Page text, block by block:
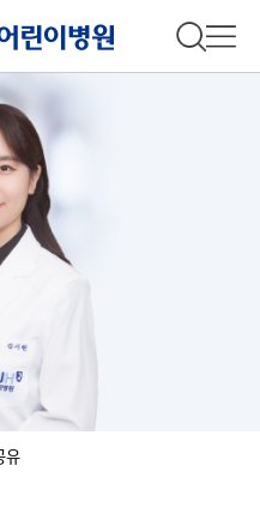
서울대학교어린이병원
전체 검
유